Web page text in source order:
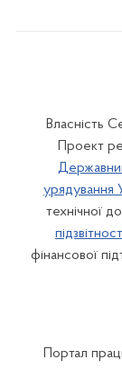
Власність
Проект
урядування
технічної
фінансової
Портал